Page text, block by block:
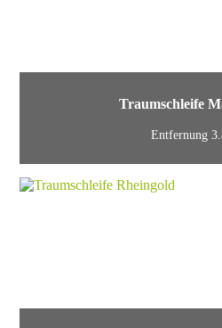
Traumschleife
Entfernung